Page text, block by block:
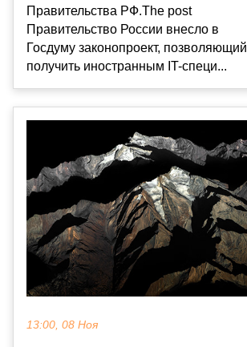
Правительства РФ.The post
Правительство России внесло в
Госдуму законопроект, позволяющий
получить иностранным IT-специ...
13:00, 08 Ноя